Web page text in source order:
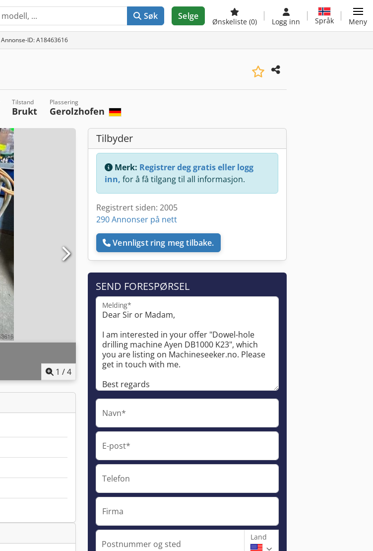
Søk Selge
Ønskeliste (0) Logg inn Språk Meny
Annonse-ID: A18463616
Tilstand
Brukt
Plassering
Gerolzhofen
1 /4
Tilbyder
Merk: Registrer deg gratis eller logg
inn, for å få tilgang til all informasjon.
Registrert siden: 2005
290 Annonser på nett
Vennligst ring meg tilbake.
SEND FORESPØRSEL
Melding*
Navn*
E-post*
Telefon
Firma
Postnummer og sted
Land